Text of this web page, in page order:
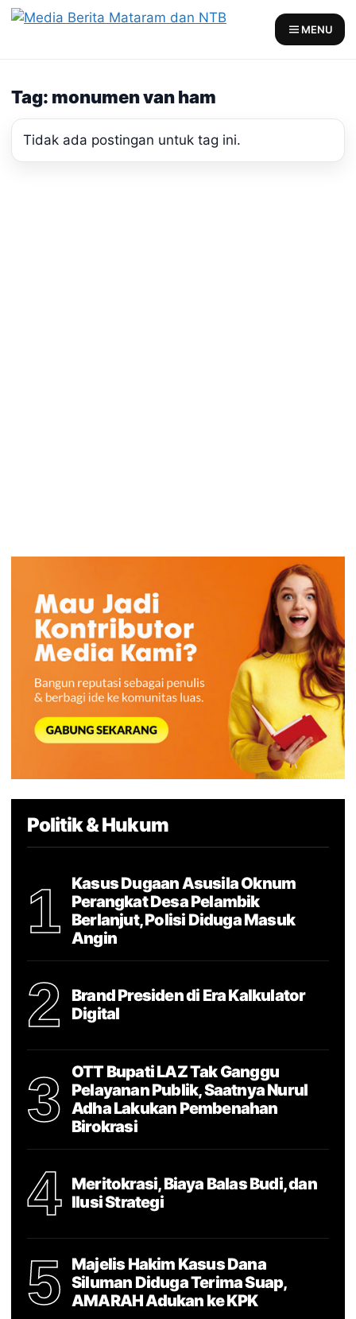
Skip
MENU
Tag: monumen van ham
Tidak ada postingan untuk tag ini.
Politik & Hukum
1
Kasus Dugaan Asusila Oknum
Perangkat Desa Pelambik
Berlanjut, Polisi Diduga Masuk
Angin
2
Brand Presiden di Era Kalkulator
Digital
3
OTT Bupati LAZ Tak Ganggu
Pelayanan Publik, Saatnya Nurul
Adha Lakukan Pembenahan
Birokrasi
4
Meritokrasi, Biaya Balas Budi, dan
Ilusi Strategi
5
Majelis Hakim Kasus Dana
Siluman Diduga Terima Suap,
AMARAH Adukan ke KPK